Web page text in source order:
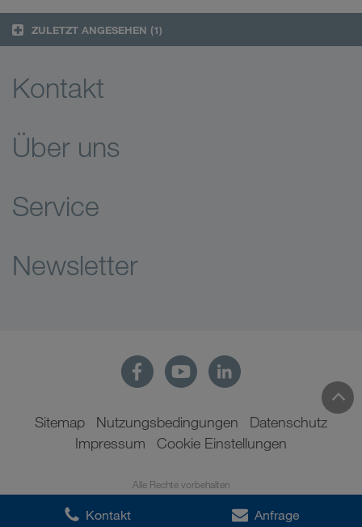
ZULETZT ANGESEHEN (1)
Kontakt
Über uns
Service
Newsletter
Sitemap Nutzungsbedingungen
Datenschutz
Impressum
Cookie Einstellungen
Alle Rechte vorbehalten
Kontakt Anfrage